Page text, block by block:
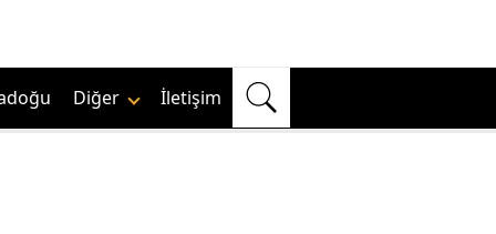
Diğer İletişim